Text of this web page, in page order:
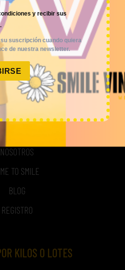
mayorista con una amplia
que cuenta con un equipo
en el sector de la moda.
CUENTA
NOSOTROS
TO SMILE
BLOG
REGISTRO
KILOS O LOTES
y recibir sus
suscripción cuando quiera
de nuestra newsletter.